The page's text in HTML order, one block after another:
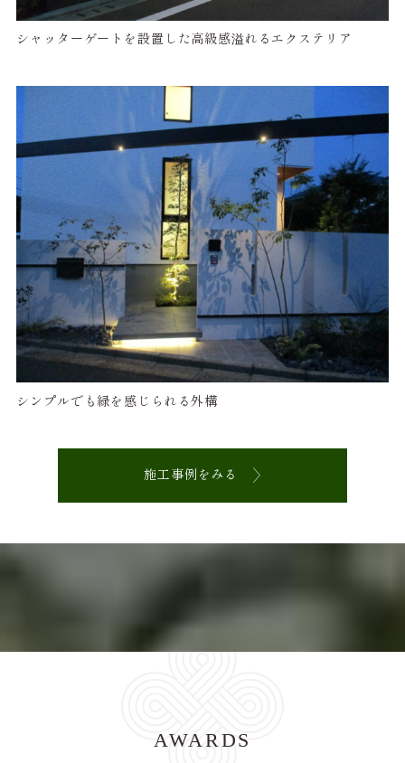
シャッターゲートを設置した高級感溢れるエクステリア
シンプルでも緑を感じられる外構
施工事例をみる
AWARDS